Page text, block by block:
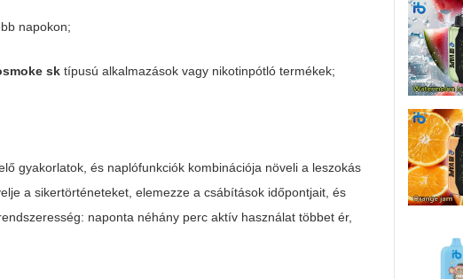
napokon;
sk típusú alkalmazások vagy nikotinpótló termékek;
gyakorlatok, és naplófunkciók kombinációja növeli a leszokás
a sikertörténeteket, elemezze a csábítások időpontjait, és
naponta néhány perc aktív használat többet ér,